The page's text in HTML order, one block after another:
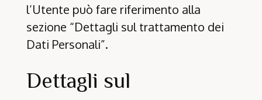
l’Utente può fare riferimento alla
sezione “Dettagli sul trattamento dei
Dati Personali”.
Dettagli sul